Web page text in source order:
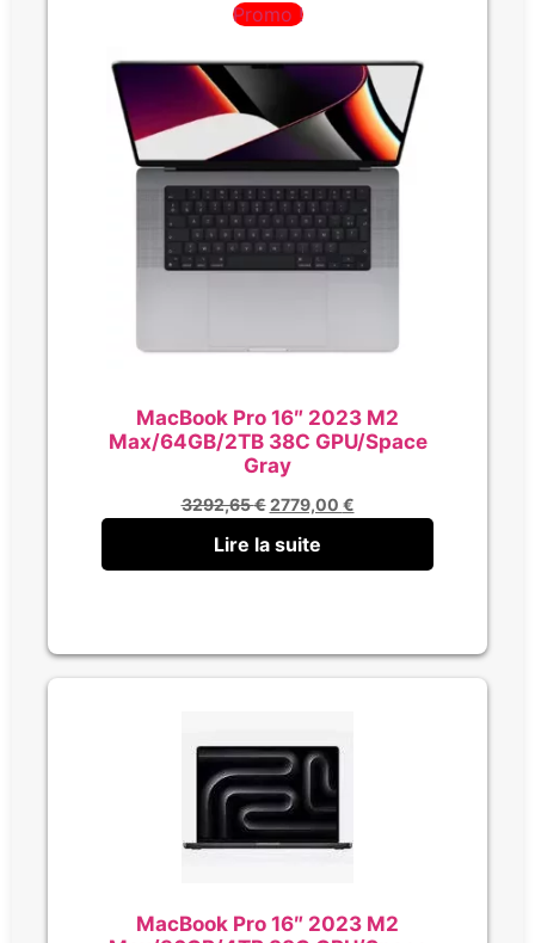
Promo !
MacBook Pro 16″ 2023 M2
Max/64GB/2TB 38C GPU/Space
Gray
3292,65€ 2779,00 €
Lire la suite
MacBook Pro 16″ 2023 M2